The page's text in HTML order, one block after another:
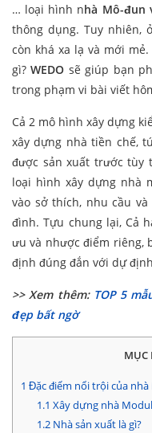
… loại hình nhà Mô-đun
thông dụng. Tuy nhiên,
còn khá xa lạ và mới
gì?WEDO sẽ giúp bạn
trong phạm vi bài viết
Cả 2 mô hình xây dựng
xây dựng nhà tiền chế,
được sản xuất trước tùy
loại hình xây dựng nhà
vào sở thích, nhu cầu
đình. Tựu chung lại, Cả
ưu và nhược điểm riêng,
định đúng đắn với dự
>> Xem thêm: TOP 5
đẹp bất ngờ
MỤC
1 Đặc điểm nổi trội của
1.1 Xây dựng nhà
1.2Nhà sản xuất là gì?